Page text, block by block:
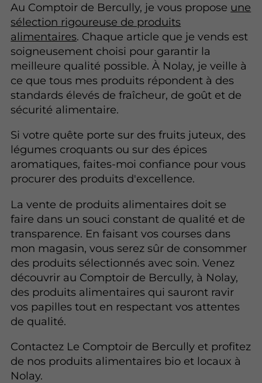
Au Comptoir de Bercully, je vous propose une
sélection rigoureuse de produits
alimentaires. Chaque article que je vends est
soigneusement choisi pour garantir la
meilleure qualité possible. À Nolay, je veille à
ce que tous mes produits répondent à des
standards élevés de fraîcheur, de goût et de
sécurité alimentaire.
Si votre quête porte sur des fruits juteux, des
légumes croquants ou sur des épices
aromatiques, faites-moi confiance pour vous
procurer des produits d'excellence.
La vente de produits alimentaires doit se
faire dans un souci constant de qualité et de
transparence. En faisant vos courses dans
mon magasin, vous serez sûr de consommer
des produits sélectionnés avec soin. Venez
découvrir au Comptoir de Bercully, à Nolay,
des produits alimentaires qui sauront ravir
vos papilles tout en respectant vos attentes
de qualité.
Contactez Le Comptoir de Bercully et profitez
de nos produits alimentaires bio et locaux à
Nolay.